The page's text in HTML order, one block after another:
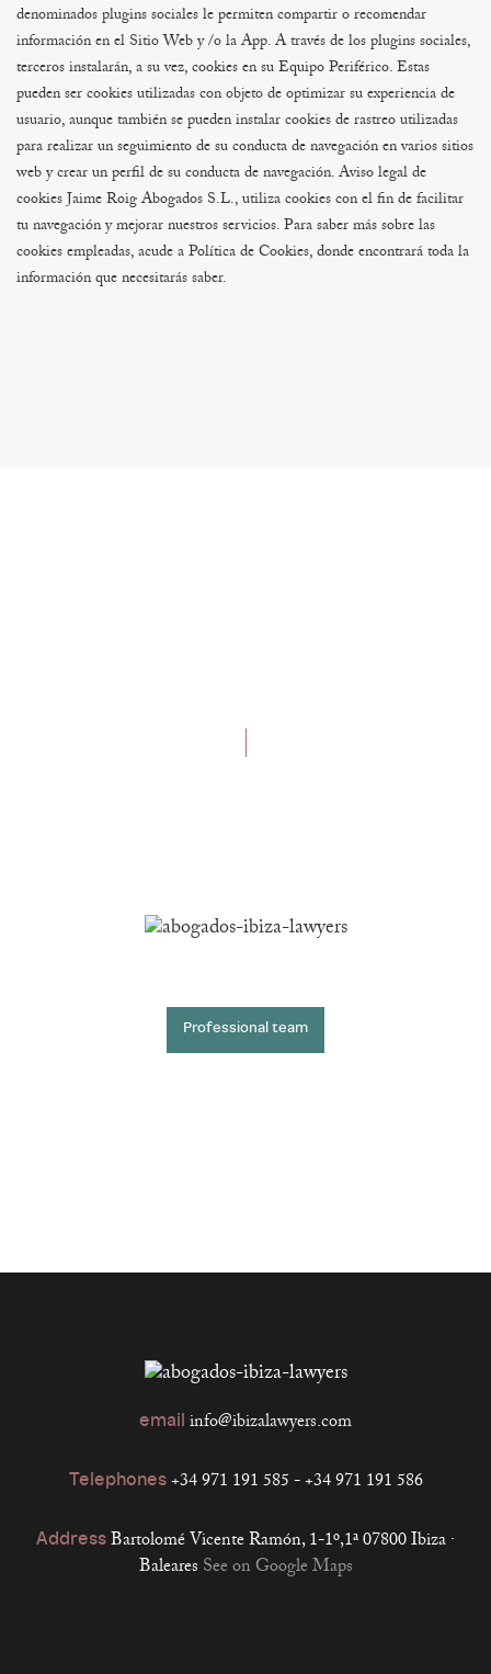
denominados plugins sociales le permiten compartir o recomendar
información en el Sitio Web y /o la App. A través de los plugins sociales,
terceros instalarán, a su vez, cookies en su Equipo Periférico. Estas
pueden ser cookies utilizadas con objeto de optimizar su experiencia de
usuario, aunque también se pueden instalar cookies de rastreo utilizadas
para realizar un seguimiento de su conducta de navegación en varios sitios
web y crear un perfil de su conducta de navegación. Aviso legal de
cookies Jaime Roig Abogados S.L., utiliza cookies con el fin de facilitar
tu navegación y mejorar nuestros servicios. Para saber más sobre las
cookies empleadas, acude a Política de Cookies, donde encontrará toda la
información que necesitarás saber.
Professional team
email info@ibizalawyers.com
Telephones+34 971 191 585 - +34 971 191 586
Address Bartolomé Vicente Ramón, 1-1º,1ª 07800 Ibiza ·
Baleares See on Google Maps